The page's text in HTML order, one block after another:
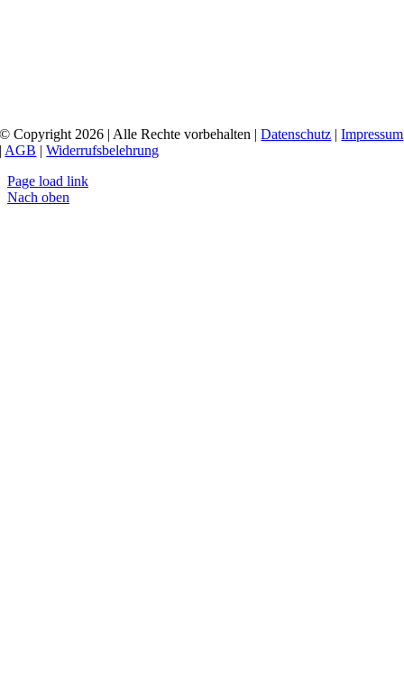
© Copyright 2026 | Alle Rechte vorbehalten |Datenschutz |Impressum
| AGB |Widerrufsbelehrung
Page load link
Nach oben